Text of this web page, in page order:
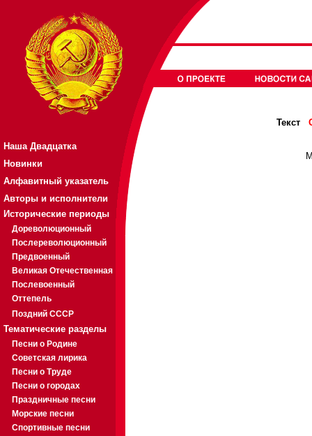
Наша Двадцатка
Новинки
Алфавитный указатель
Авторы и исполнители
Исторические периоды
Дореволюционный
Послереволюционный
Предвоенный
Великая Отечественная
Послевоенный
Оттепель
Поздний СССР
Тематические разделы
Песни о Родине
Советская лирика
Песни о Труде
Песни о городах
Праздничные песни
Морские песни
Спортивные песни
Текст